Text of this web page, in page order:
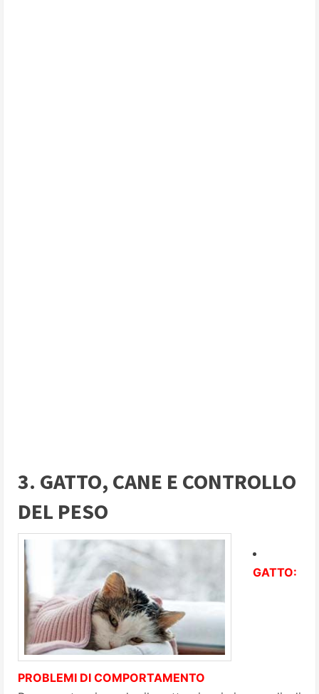
3. GATTO, CANE E CONTROLLO
DEL PESO
GATTO:
PROBLEMI DI COMPORTAMENTO